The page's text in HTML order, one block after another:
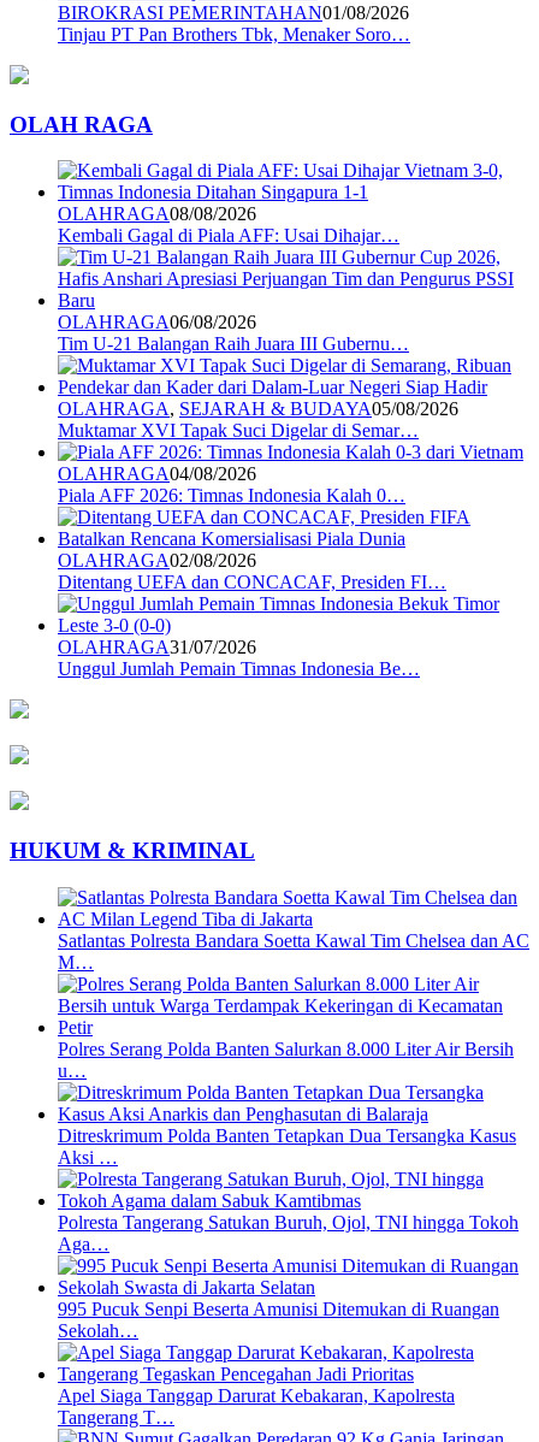
BIROKRASI PEMERINTAHAN01/08/2026
Tinjau PT Pan Brothers Tbk, Menaker Soro…
OLAH RAGA
OLAHRAGA08/08/2026
Kembali Gagal di Piala AFF: Usai Dihajar…
OLAHRAGA06/08/2026
Tim U-21 Balangan Raih Juara III Gubernu…
OLAHRAGA, SEJARAH & BUDAYA05/08/2026
Muktamar XVI Tapak Suci Digelar di Semar…
OLAHRAGA04/08/2026
Piala AFF 2026: Timnas Indonesia Kalah 0…
OLAHRAGA02/08/2026
Ditentang UEFA dan CONCACAF, Presiden FI…
OLAHRAGA31/07/2026
Unggul Jumlah Pemain Timnas Indonesia Be…
HUKUM & KRIMINAL
Satlantas Polresta Bandara Soetta Kawal Tim Chelsea dan AC
M…
Polres Serang Polda Banten Salurkan 8.000 Liter Air Bersih
u…
Ditreskrimum Polda Banten Tetapkan Dua Tersangka Kasus
Aksi …
Polresta Tangerang Satukan Buruh, Ojol, TNI hingga Tokoh
Aga…
995 Pucuk Senpi Beserta Amunisi Ditemukan di Ruangan
Sekolah…
Apel Siaga Tanggap Darurat Kebakaran, Kapolresta
Tangerang T…